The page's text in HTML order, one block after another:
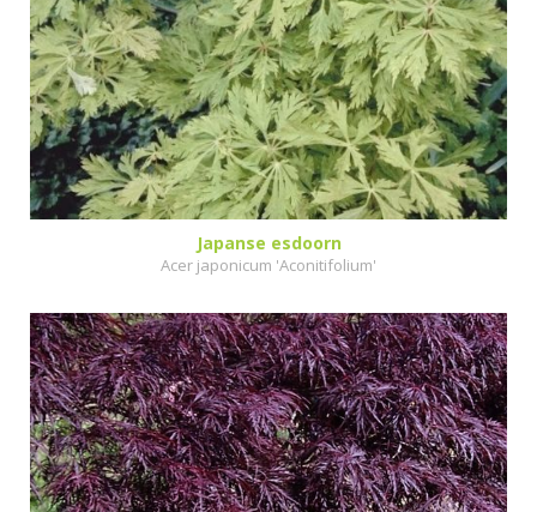
Japanse esdoorn
Acer japonicum 'Aconitifolium'